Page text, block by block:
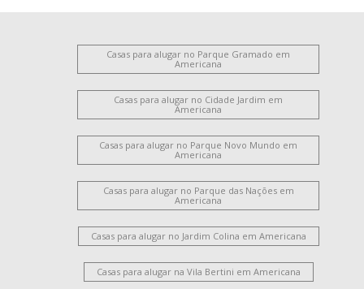
Casas para alugar no Parque Gramado em
Americana
Casas para alugar no Cidade Jardim em
Americana
Casas para alugar no Parque Novo Mundo em
Americana
Casas para alugar no Parque das Nações em
Americana
Casas para alugar no Jardim Colina em Americana
Casas para alugar na Vila Bertini em Americana